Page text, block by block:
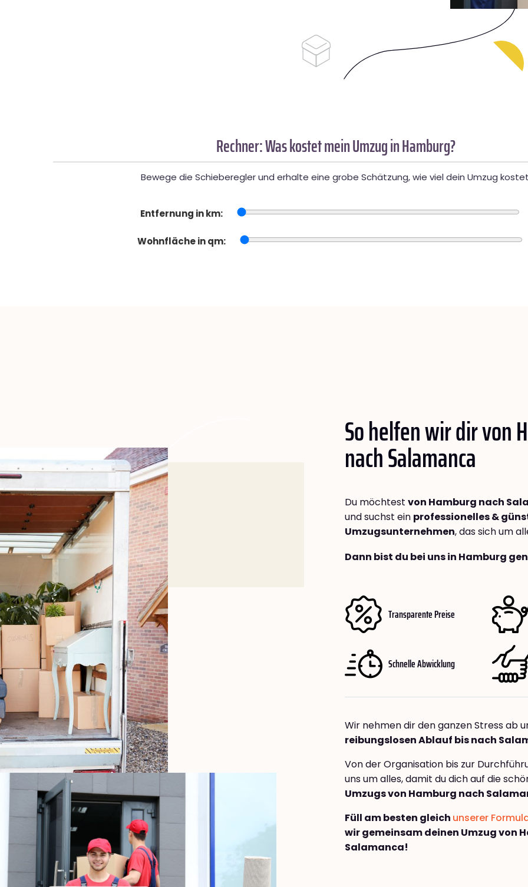
Rechner: Was kostet mein Umzug in Hamburg?
Bewege die Schieberegler und erhalte eine grobe Schätzung, wie viel dein Umzug
Entfernung in km:
Wohnfläche in qm:
So helfen wir dir von
nachSalamanca
Du möchtest von Hamburg nach
und suchst ein professionelles &
Umzugsunternehmen, das sich um
Dann bist du bei uns in Hamburg
Transparente Preise
Schnelle Abwicklung
Wir nehmen dir den ganzen Stress ab
reibungslosen Ablauf bis nach
Von der Organisation bis zur
uns um alles, damit du dich auf die
Umzugs von Hamburg nach
Füll am besten gleich unserer
wir gemeinsam deinen Umzug von
Salamanca!